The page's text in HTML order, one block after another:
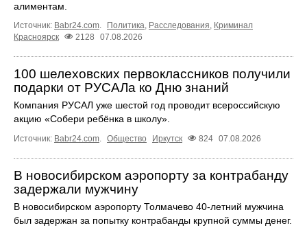
алиментам.
Источник: Babr24.com. Политика, Расследования, Криминал
Красноярск
2128 07.08.2026
100 шелеховских первоклассников получили
подарки от РУСАЛа ко Дню знаний
Компания РУСАЛ уже шестой год проводит всероссийскую
акцию «Собери ребёнка в школу».
Источник: Babr24.com. Общество Иркутск 824 07.08.2026
В новосибирском аэропорту за контрабанду
задержали мужчину
В новосибирском аэропорту Толмачево 40-летний мужчина
был задержан за попытку контрабанды крупной суммы денег.